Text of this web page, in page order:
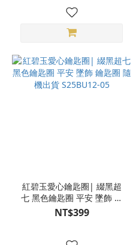
石榴 鈦晶 白水晶 小手圍仙
紅碧玉愛心鑰匙圈| 綴黑超
七 黑色鑰匙圈 平安 墜飾 鑰
匙圈 隨機出貨 S25BU12-05
NT$399